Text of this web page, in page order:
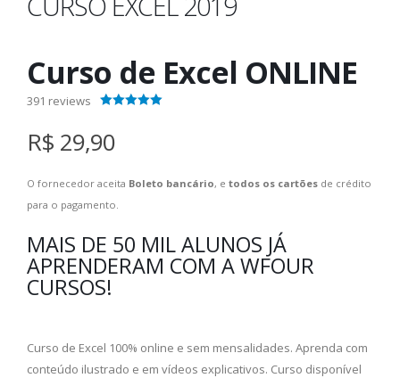
Curso de Excel ONLINE
391 reviews
R$ 29,90
O fornecedor aceita Boleto bancário, e todos os cartões de crédito
para o pagamento.
MAIS DE 50 MIL ALUNOS JÁ
APRENDERAM COM A WFOUR
CURSOS!
Curso de Excel 100% online e sem mensalidades. Aprenda com
conteúdo ilustrado e em vídeos explicativos. Curso disponível